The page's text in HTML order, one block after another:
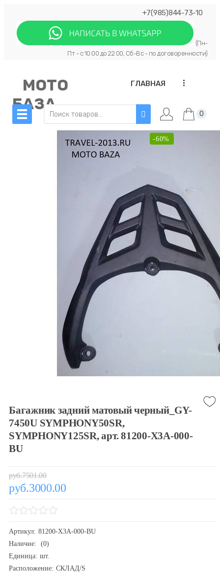
+7(985)844-73-10
(Пн-
Пт - с 10:00 до 22:00, Сб-Вс - по договоренности)
МОТО
БАЗА
ГЛАВНАЯ ...
0
-60%
Багажник задний матовый черный_GY-
7450U SYMPHONY50SR,
SYMPHONY125SR, арт. 81200-X3A-000-
BU
руб.7501.00
руб.3000.00
Артикул: 81200-X3A-000-BU
Наличие:
(0)
Единица: шт.
Расположение: СКЛАД/S